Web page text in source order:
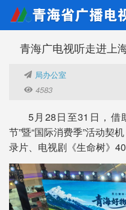
青海广电视听走进上
局办公室
4583
5月28日至31日，借
节”暨“国际消费季”活动契
录片、电视剧《生命树》